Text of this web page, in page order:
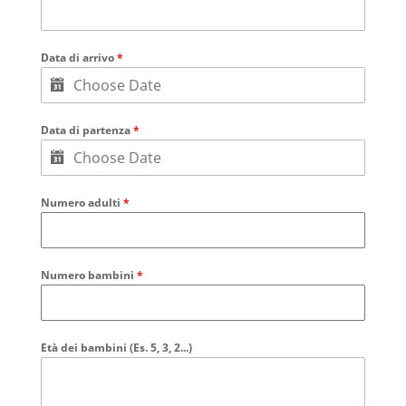
Data di arrivo*
Data di partenza*
Numero adulti *
Numero bambini *
Età dei bambini (Es. 5, 3, 2...)